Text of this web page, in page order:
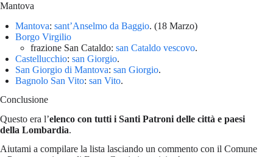
Mantova
Mantova: sant’Anselmo da Baggio. (18 Marzo)
Borgo Virgilio
frazione San Cataldo: san Cataldo vescovo.
Castellucchio: san Giorgio.
San Giorgio di Mantova: san Giorgio.
Bagnolo San Vito: san Vito.
Conclusione
Questo era l’elenco con tutti i Santi Patroni delle città e paesi
della Lombardia.
Aiutami a compilare la lista lasciando un commento con il Comune